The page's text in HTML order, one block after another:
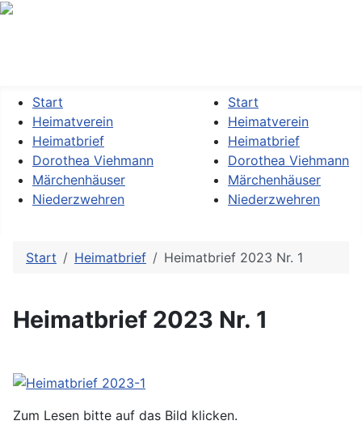
Start
Heimatverein
Heimatbrief
Dorothea Viehmann
Märchenhäuser
Niederzwehren
Start
Heimatverein
Heimatbrief
Dorothea Viehmann
Märchenhäuser
Niederzwehren
Start Heimatbrief Heimatbrief 2023 Nr. 1
Heimatbrief 2023 Nr. 1
Zum Lesen bitte auf das Bild klicken.